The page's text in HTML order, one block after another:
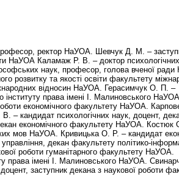
ректор НаУОА. Шевчук Д. М. –
НаУОА Каламаж Р. В. – доктор
наук, професор, голова вченої ради
розвитку та якості освіти факультету
відносин НаУОА. Герасимчук О. П. –
права імені І. Малиновського НаУОА.
економічного факультету НаУОА.
– кандидат психологічних наук, доцент,
економічного факультету НаУОА.
мов НаУОА. Кривицька О. Р. – кандидат
декан факультету політико-
роботи гуманітарного факультету НаУОА.
імені І. Малиновського НаУОА.
заступник декана з наукової роботи